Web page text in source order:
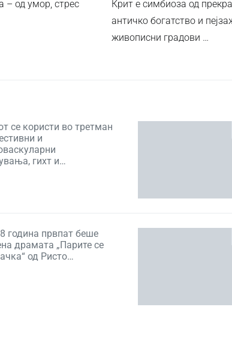
– од умор, стрес
Крит е симбиоза од
античко богатство и
живописни градови …
се користи во третман
и
гихт и…
година првпат беше
драмата „Парите се
од Ристо…